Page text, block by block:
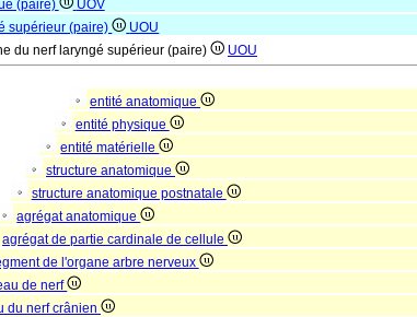
(paire)
UOV
supérieur (paire)
UOU
du nerf laryngé supérieur (paire) UOU
entité anatomique
entité physique
entité matérielle
structure anatomique
structure anatomique postnatale
agrégat anatomique
agrégat de partie cardinale de cellule
de l'organe arbre nerveux
de nerf
du nerf crânien